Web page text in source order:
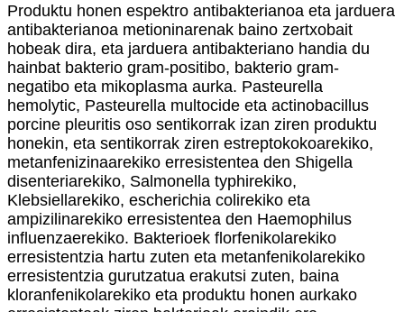
Produktu honen espektro antibakterianoa eta jarduera
antibakterianoa metioninarenak baino zertxobait
hobeak dira, eta jarduera antibakteriano handia du
hainbat bakterio gram-positibo, bakterio gram-
negatibo eta mikoplasma aurka. Pasteurella
hemolytic, Pasteurella multocide eta actinobacillus
porcine pleuritis oso sentikorrak izan ziren produktu
honekin, eta sentikorrak ziren estreptokokoarekiko,
metanfenizinaarekiko erresistentea den Shigella
disenteriarekiko, Salmonella typhirekiko,
Klebsiellarekiko, escherichia colirekiko eta
ampizilinarekiko erresistentea den Haemophilus
influenzaerekiko. Bakterioek florfenikolarekiko
erresistentzia hartu zuten eta metanfenikolarekiko
erresistentzia gurutzatua erakutsi zuten, baina
kloranfenikolarekiko eta produktu honen aurkako